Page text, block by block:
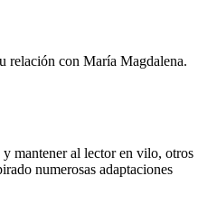
relación con María Magdalena.
mantener al lector en vilo, otros
numerosas adaptaciones